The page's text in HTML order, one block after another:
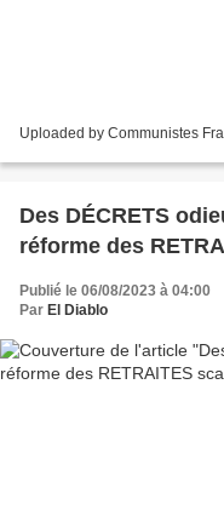
Uploaded by Communistes
Des DÉCRETS
réforme des
Publié le 06/08/2023 à 04:00
Par El Diablo